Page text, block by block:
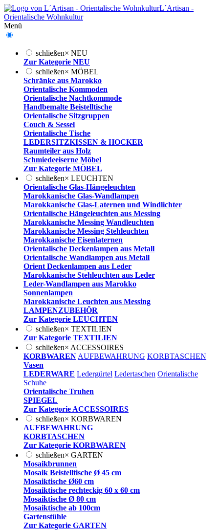
L´Artisan -
Orientalische Wohnkultur
Menü
schließen× NEU
Zur Kategorie NEU
schließen× MÖBEL
Schränke aus Marokko
Orientalische Kommoden
Orientalische Nachtkommode
Handbemalte Beistelltische
Orientalische Sitzgruppen
Couch & Sessel
Orientalische Tische
LEDERSITZKISSEN & HOCKER
Raumteiler aus Holz
Schmiedeeiserne Möbel
Zur Kategorie MÖBEL
schließen× LEUCHTEN
Orientalische Glas-Hängeleuchten
Marokkanische Glas-Wandlampen
Marokkanische Glas-Laternen und Windlichter
Orientalische Hängeleuchten aus Messing
Marokkanische Messing Wandleuchten
Marokkanische Messing Stehleuchten
Marokkanische Eisenlaternen
Orientalische Deckenlampen aus Metall
Orientalische Wandlampen aus Metall
Orient Deckenlampen aus Leder
Marokkanische Stehleuchten aus Leder
Leder-Wandlampen aus Marokko
Sonnenlampen
Marokkanische Leuchten aus Messing
LAMPENZUBEHÖR
Zur Kategorie LEUCHTEN
schließen× TEXTILIEN
Zur Kategorie TEXTILIEN
schließen× ACCESSOIRES
KORBWAREN AUFBEWAHRUNG KORBTASCHEN
Vasen
LEDERWARE Ledergürtel Ledertaschen Orientalische
Schuhe
Orientalische Truhen
SPIEGEL
Zur Kategorie ACCESSOIRES
schließen× KORBWAREN
AUFBEWAHRUNG
KORBTASCHEN
Zur Kategorie KORBWAREN
schließen× GARTEN
Mosaikbrunnen
Mosaik Beistelltische Ø 45 cm
Mosaiktische Ø60 cm
Mosaiktische rechteckig 60 x 60 cm
Mosaiktische Ø 80 cm
Mosaiktische ab 100cm
Gartenstühle
Zur Kategorie GARTEN